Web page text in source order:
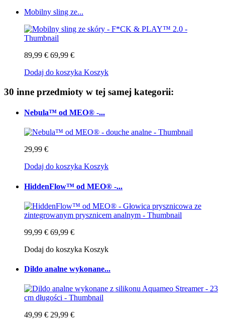
Mobilny sling ze...
89,99 € 69,99 €
Dodaj do koszyka Koszyk
30 inne przedmioty w tej samej kategorii:
Nebula™ od MEO® -...
29,99 €
Dodaj do koszyka Koszyk
HiddenFlow™ od MEO® -...
99,99 € 69,99 €
Dodaj do koszyka Koszyk
Dildo analne wykonane...
49,99 € 29,99 €